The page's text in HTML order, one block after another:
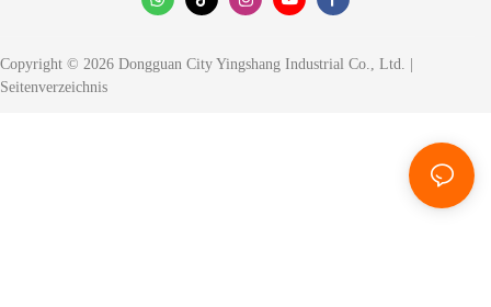
Copyright © 2026 Dongguan City Yingshang Industrial Co., Ltd. |
Seitenverzeichnis